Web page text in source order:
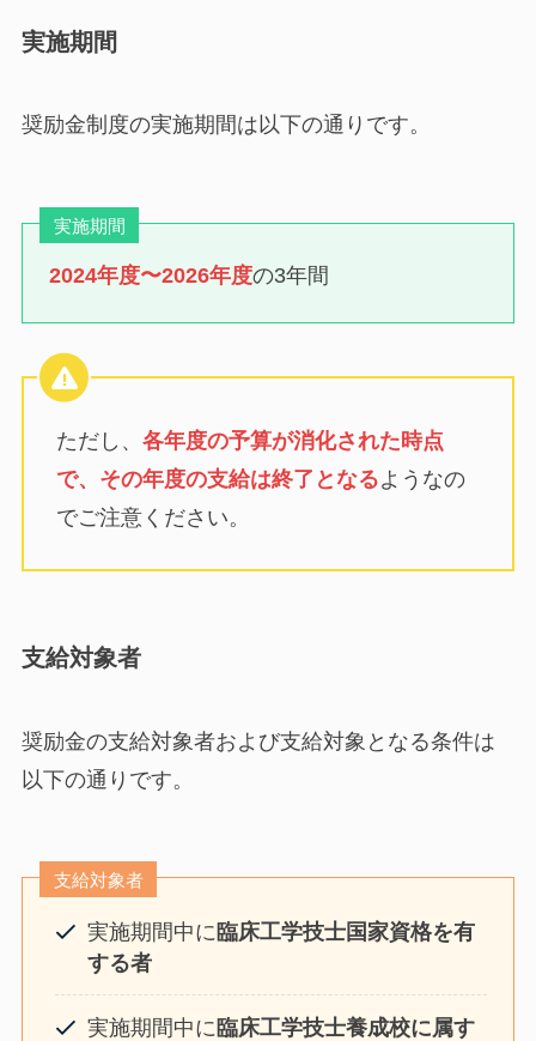
実施期間
奨励金制度の実施期間は以下の通りです。
実施期間
2024年度〜2026年度の3年間
ただし、 各年度の予算が消化された時点
で、その年度の支給は終了となるようなの
でご注意ください。
支給対象者
奨励金の支給対象者および支給対象となる条件は
以下の通りです。
支給対象者
実施期間中に 臨床⼯学技⼠国家資格を有
する者
実施期間中に 臨床工学技士養成校に属す